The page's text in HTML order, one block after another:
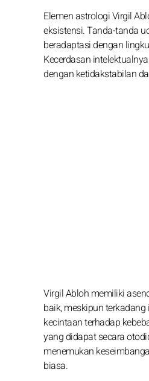
Elemen astrologi Virgil
eksistensi. Tanda-tanda
beradaptasi dengan
Kecerdasan
dengan ketidakstabilan
Virgil Abloh memiliki
baik, meskipun
kecintaan terhadap
yang didapat secara
menemukan
biasa.